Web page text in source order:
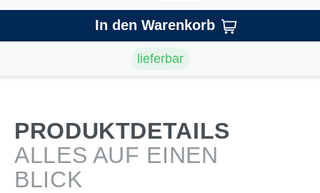
In den Warenkorb
lieferbar
PRODUKTDETAILS
ALLES AUF EINEN
BLICK